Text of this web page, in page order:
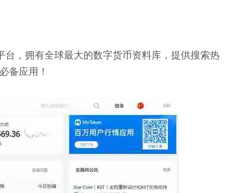
，拥有全球最大的数字货币资料库，提供搜索热
备应用！